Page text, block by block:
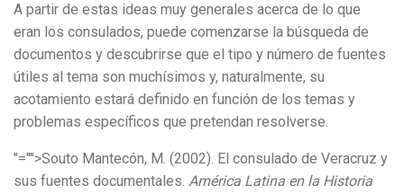
A partir de estas ideas muy generales acerca de lo que
eran los consulados, puede comenzarse la búsqueda de
documentos y descubrirse que el tipo y número de fuentes
útiles al tema son muchísimos y, naturalmente, su
acotamiento estará definido en función de los temas y
problemas específicos que pretendan resolverse.
"="">Souto Mantecón, M. (2002). El consulado de Veracruz y
sus fuentes documentales. América Latina en la Historia